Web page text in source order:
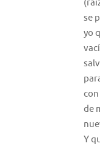
se
yo
de
Y